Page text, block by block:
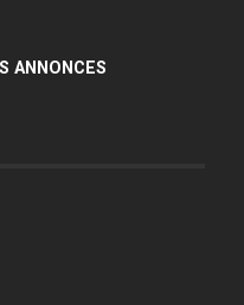
ANNONCES